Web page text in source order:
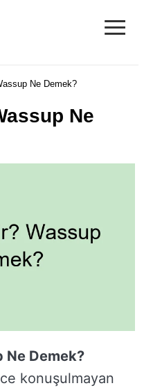
≡
Ne Demek?
Ne
Ne Demek?
konuşulmayan